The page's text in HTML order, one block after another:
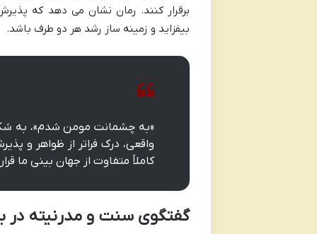
برقرار کنند. رمان نشان می دهد که
بیفزاید و زمینه ساز رشد هر دو طرف باشد.
«به چشمانت مومن شدم»، به
واقعی، درک فراتر از ظواهر و
کاملاً متفاوت از جهان بینی ما
گفتگوی سنت و مدرنیته در